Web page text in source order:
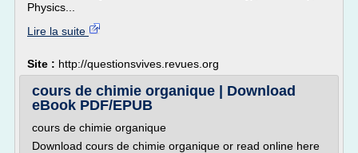
Physics...
Lire la suite
Site : http://questionsvives.revues.org
cours de chimie organique | Download
eBook PDF/EPUB
cours de chimie organique
Download cours de chimie organique or read online here